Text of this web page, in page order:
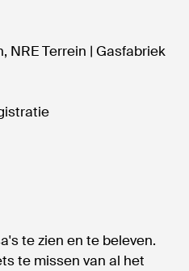
NRE Terrein | Gasfabriek
te zien en te beleven.
te missen van al het